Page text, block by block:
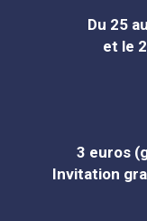
Du 25
et le
3 euros
Invitation